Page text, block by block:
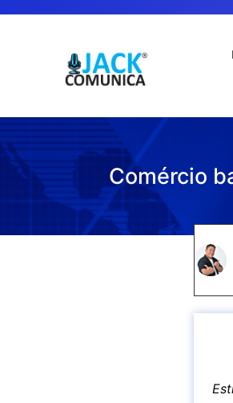
Comércio